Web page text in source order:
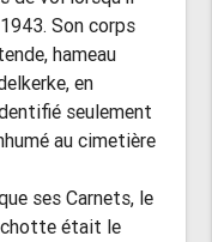
Son corps
hameau
en
seulement
au cimetière
ses Carnets, le
était le